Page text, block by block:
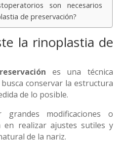
son necesarios
de preservación?
la rinoplastia de
es una técnica
conservar la estructura
de lo posible.
modificaciones o
en realizar ajustes sutiles y
de la nariz.